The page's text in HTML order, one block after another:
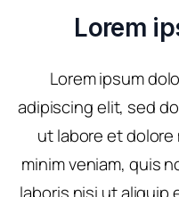
Lorem
Lorem ipsum
adipiscing elit, sed
ut labore et dolore
minim veniam, quis